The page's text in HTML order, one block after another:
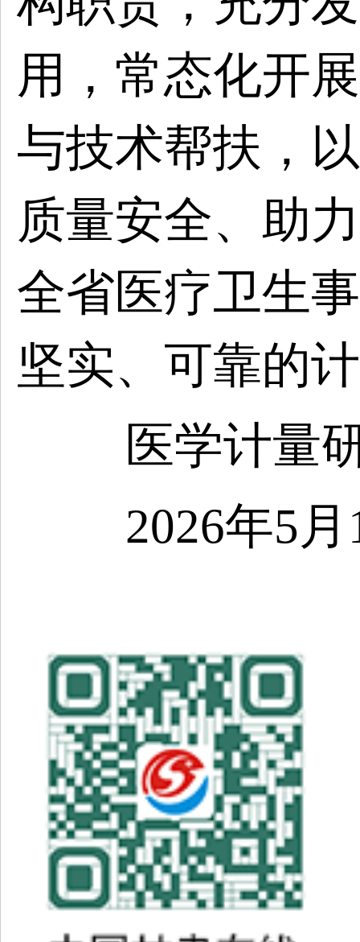
用，常态化开
与技术帮扶，
质量安全、助
全省医疗卫生
坚实、可靠的
医学计量
2026年5